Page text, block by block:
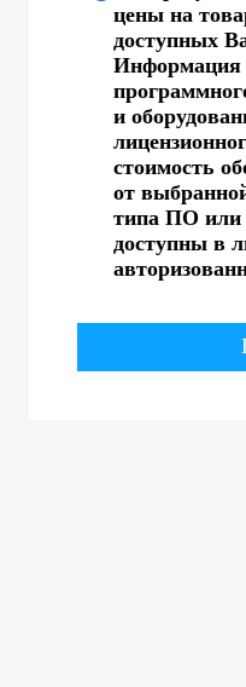
цены на
доступных
Информация
и
стоимость
от
типа ПО или
доступны в